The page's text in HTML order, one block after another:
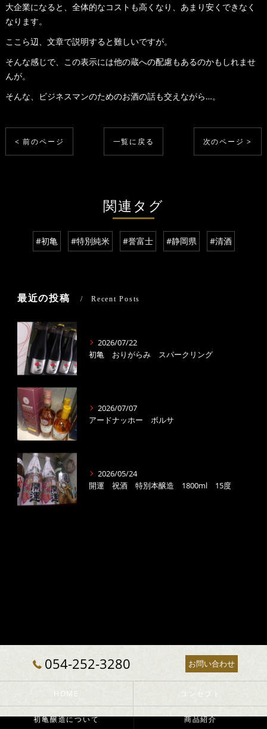
大企業になると、全体的なコストも高くなり、あまり安くできなく
なります。
ここら辺、文章で説明すると難しいですが。
そんな感じで、この表示には他の蔵への配慮もあるのかもしれませ
んが。
そんな、ビジネスマンのためのお酒の話も交えながら…。
< 前のページ 一覧に戻る 次のページ >
関連タグ
#初亀 #特別純米 #誉富士 #静岡県 #清酒
最近の投稿 Recent Posts
2026/07/22
初亀 おりがらみ スパークリング
2026/07/07
アードナッホー ボルサ
2026/05/24
開運 祝酒 特別本醸造 1800ml 15度
054-252-3280 お問い合わせ
HOME コンセプト
初亀醸造について 商品紹介